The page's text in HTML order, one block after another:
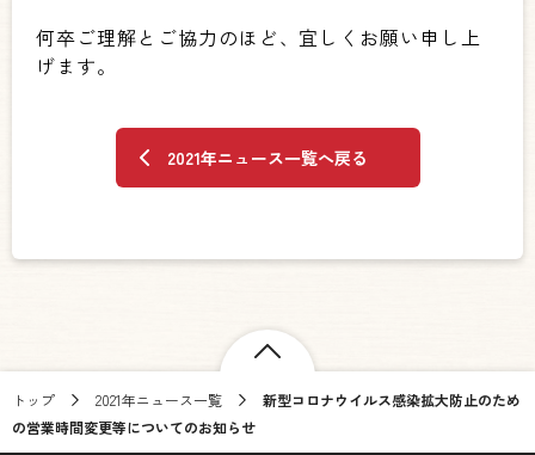
何卒ご理解とご協力のほど、宜しくお願い申し上
げます。
2021年ニュース一覧へ戻る
トップ 2021年ニュース一覧
新型コロナウイルス感染拡大防止のため
の営業時間変更等についてのお知らせ